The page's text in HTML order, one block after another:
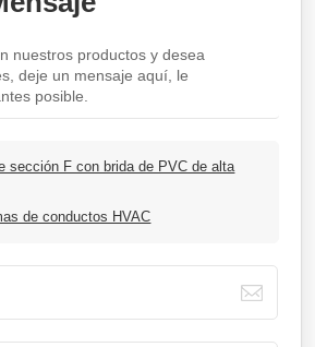
nuestros productos y desea
deje un mensaje aquí, le
posible.
sección F con brida de PVC de alta
de conductos HVAC